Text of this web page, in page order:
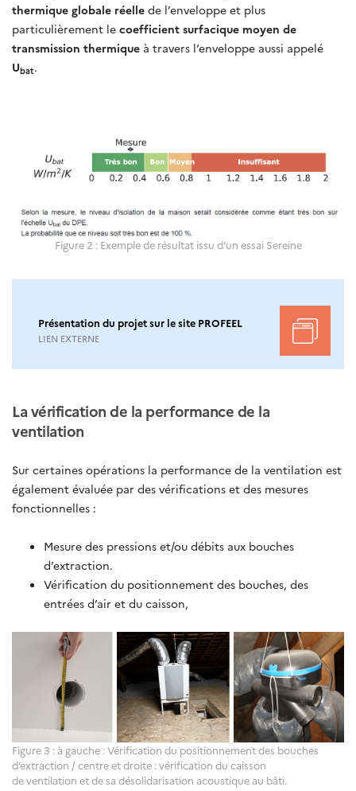
thermique globale réelle de l’enveloppe et plus
particulièrement le coefficient surfacique moyen de
transmission thermique à travers l’enveloppe aussi appelé
Ubat.
Figure 2 : Exemple de résultat issu d’un essai Sereine
Présentation du projet sur le site PROFEEL
LIEN EXTERNE
La vérification de la performance de la
ventilation
Sur certaines opérations la performance de la ventilation est
également évaluée par des vérifications et des mesures
fonctionnelles :
Mesure des pressions et/ou débits aux bouches
d’extraction.
Vérification du positionnement des bouches, des
entrées d’air et du caisson,
Figure 3 : à gauche : Vérification du positionnement des bouches
d’extraction / centre et droite ​​​​: vérification du caisson
de ventilation et de sa désolidarisation acoustique au bâti.